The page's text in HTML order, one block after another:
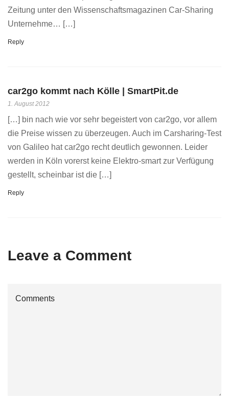
Zeitung unter den Wissenschaftsmagazinen Car-Sharing
Unternehme… […]
Reply
car2go kommt nach Kölle | SmartPit.de
1. August 2012
[…] bin nach wie vor sehr begeistert von car2go, vor allem
die Preise wissen zu überzeugen. Auch im Carsharing-Test
von Galileo hat car2go recht deutlich gewonnen. Leider
werden in Köln vorerst keine Elektro-smart zur Verfügung
gestellt, scheinbar ist die […]
Reply
Leave a Comment